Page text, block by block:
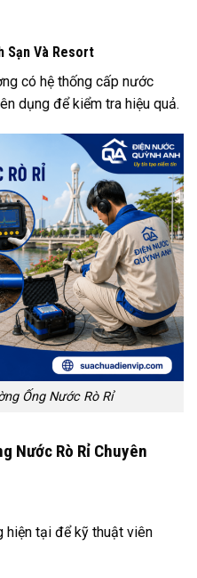
Sạn Và Resort
có hệ thống cấp nước
dụng để kiểm tra hiệu quả.
Ống Nước Rò Rỉ
Nước Rò Rỉ Chuyên
hiện tại để kỹ thuật viên